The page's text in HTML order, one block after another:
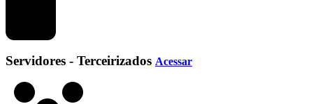
Servidores - Terceirizados Acessar